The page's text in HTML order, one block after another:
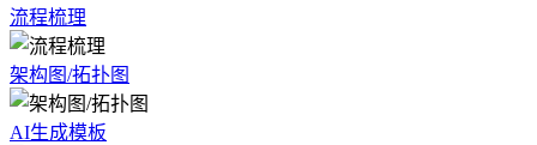
流程梳理
架构图/拓扑图
AI生成模板